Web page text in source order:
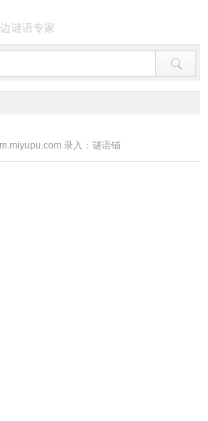
谜语专家
录入：谜语铺